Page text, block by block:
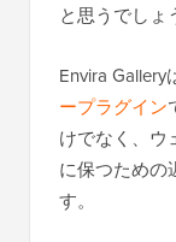
と思うでしょ
Envira Gallery
ープラグイン
けでなく、ウ
に保つための
す。